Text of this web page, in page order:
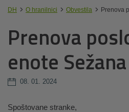
DH O hranilnici Obvestila Prenova
Prenova
enote Sežana
08. 01. 2024
Spoštovane stranke,